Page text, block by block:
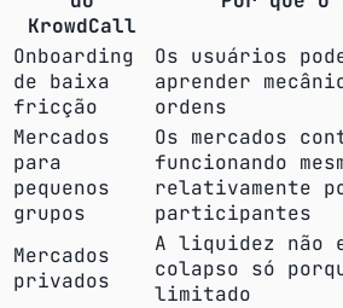
KrowdCall
Onboarding
de baixa
fricção
Os usuários
aprender
ordens
Mercados
para
pequenos
grupos
Os mercados
funcionando
relativamente
participantes
Mercados
privados
A liquidez não
colapso só
limitado